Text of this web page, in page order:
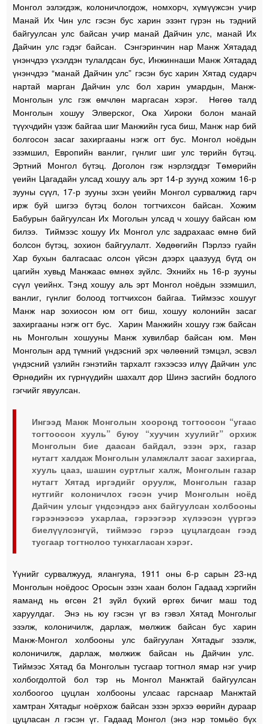
Монгол эзлэгдэж, колоничлогдож, номхорч, хүмүүжсэн учир
Манай Их Чин улс гэсэн бус харин эзэнт гүрэн нь тэдний
байгуулсан улс байсан учир манай Дайчин улс, манай Их
Дайчин улс гэдэг байсан. Сэнгэринчин нар Манж Хятадад
үнэнчдээ үхэлдэн тулалдсан бус, Инжиннаши Манж Хятадад
үнэнчдээ “манай Дайчин улс” гэсэн бус харин Хятад сударч
нартай марган Дайчин улс бол харин умардын, Манж-
Монголын улс гэж өмчлөн маргасан хэрэг. Нөгөө талд
Монголын хошуу Элверског, Ока Хироки болон манай
түүхчдийн үзэж байгаа шиг Манжийн гуса биш, Манж нар бий
болгосон засаг захиргааны нэгж огт бус. Монгол ноёдын
эзэмшил, Европийн ванлиг, гүнлиг шиг улс төрийн бүтэц.
Эртний Монгол бүтэц. Доголон гэж нэрлэгддэг Төмөрийн
үеийн Цагадайн улсад хошуу аль эрт 14-р зуунд хожим 16-р
зууны сүүл, 17-р зууны эхэн үеийн Монгол сурвалжид гарч
ирж буй шигээ бүтэц болон тогтчихсон байсан. Хожим
Бабурын байгуулсан Их Моголын улсад ч хошуу байсан юм
билээ. Тиймээс хошуу Их Монгол улс задрахаас өмнө бий
болсон бүтэц, зохион байгуулалт. Хөдөөгийн Пэрлээ гуайн
Хар бухын балгасаас олсон үйсэн дээрх цаазууд бүгд он
цагийн хувьд Манжаас өмнөх зүйлс. Эхнийх нь 16-р зууны
сүүл үеийнх. Тэнд хошуу аль эрт Монгол ноёдын эзэмшил,
ванлиг, гүнлиг болоод тогтчихсон байгаа. Тиймээс хошууг
Манж нар зохиосон юм огт биш, хошуу колонийн засаг
захиргааны нэгж огт бус. Харин Манжийн хошуу гэж байсан
нь Монголын хошууны Манж хувилбар байсан юм. Мөн
Монголын ард түмний үндэсний эрх чөлөөний тэмцэл, эсвэл
үндэсний үзлийн гэнэтийн тархалт гэхээсээ илүү Дайчин улс
Өрнөдийн их гүрнүүдийн шахалт дор Шинэ засгийн бодлого
гэгчийг явуулсан.
Ингээд Манж Монголын хооронд тогтоосон “угаас
тогтоосон хууль” буюу “хуучин хуулийг” орхиж
Монголын бие даасан байдал, эзэн эрх, газар
нутагт халдаж Монголын уламжлалт засаг захиргаа,
хууль цааз, шашин суртлыг халж, Монголын газар
нутагт Хятад иргэдийг оруулж, Монголын газар
нутгийг колоничлох гэсэн учир Монголын ноёд
Дайчин улсыг үндсэндээ анх байгуулсан холбооны
гэрээнээсээ ухарлаа, гэрээгээр хүлээсэн үүргээ
биелүүлсэнгүй, тиймээс гэрээ цуцлагдсан гээд
тусгаар тогтнолоо тунхагласан хэрэг.
Үүнийг сурвалжууд, ялангуяа, 1911 оны 6-р сарын 23-нд
Монголын ноёдоос Оросын эзэн хаан болон Гадаад хэргийн
яаманд нь өгсөн 21 зүйл бүхий өргөх бичиг маш тод
харуулдаг. Энэ нь юу гэсэн үг вэ гэвэл Хятад Монголыг
эзэлж, колоничилж, дарлаж, мөлжиж байсан бус харин
Манж-Монгол холбооны улс байгуулан Хятадыг эзэлж,
колоничилж, дарлаж, мөлжиж байсан нь Дайчин улс.
Тиймээс Хятад ба Монголын тусгаар тогтнол ямар нэг учир
холбогдолтой бол тэр нь Монгол Манжтай байгуулсан
холбоогоо цуцлан холбооны улсаас гарснаар Манжтай
хамтран Хятадыг ноёрхож байсан эзэн эрхээ өөрийн дураар
цуцласан л гэсэн үг. Гадаад Монгол (энэ нэр томьёо бүх